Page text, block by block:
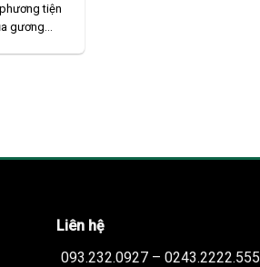
tiện
gương
Liên hệ
093.232.0927 – 0243.2222.555